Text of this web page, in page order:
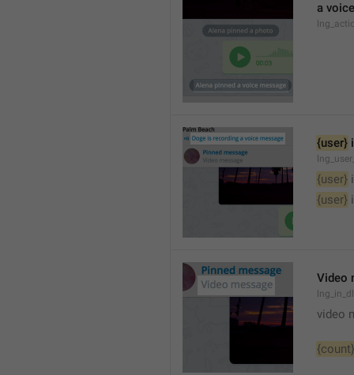
a
{user}
{user}
{user}
Video
video
{count}